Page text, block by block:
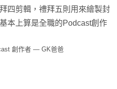
四剪輯，禮拜五則用來繪製封
本上算是全職的Podcast創作
創作者 — GK爸爸